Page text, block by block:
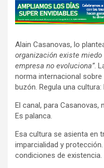
A
d
e
r
t
i
e
e
n
Alain Casanovas, lo
organización existe
empresa no evoluciona”.
norma internacional
buzón. Regula una
El canal, para
Es palanca.
Esa cultura se asienta en
imparcialidad y
condiciones de existencia.